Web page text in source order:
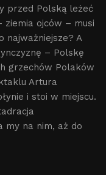
przed Polską leżeć
ziemia ojców – musi
najważniejsze? A
– Polskę
grzechów Polaków
Artura
i stoi w miejscu.
my na nim, aż do